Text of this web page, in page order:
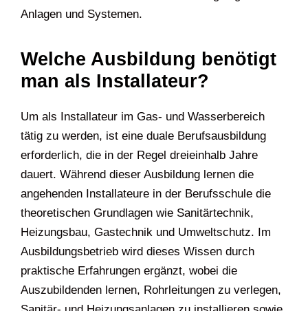
Anlagen und Systemen.
Welche Ausbildung benötigt
man als Installateur?
Um als Installateur im Gas- und Wasserbereich
tätig zu werden, ist eine duale Berufsausbildung
erforderlich, die in der Regel dreieinhalb Jahre
dauert. Während dieser Ausbildung lernen die
angehenden Installateure in der Berufsschule die
theoretischen Grundlagen wie Sanitärtechnik,
Heizungsbau, Gastechnik und Umweltschutz. Im
Ausbildungsbetrieb wird dieses Wissen durch
praktische Erfahrungen ergänzt, wobei die
Auszubildenden lernen, Rohrleitungen zu verlegen,